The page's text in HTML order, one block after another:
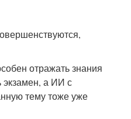
отражать знания
экзамен, а ИИ с
тему тоже уже